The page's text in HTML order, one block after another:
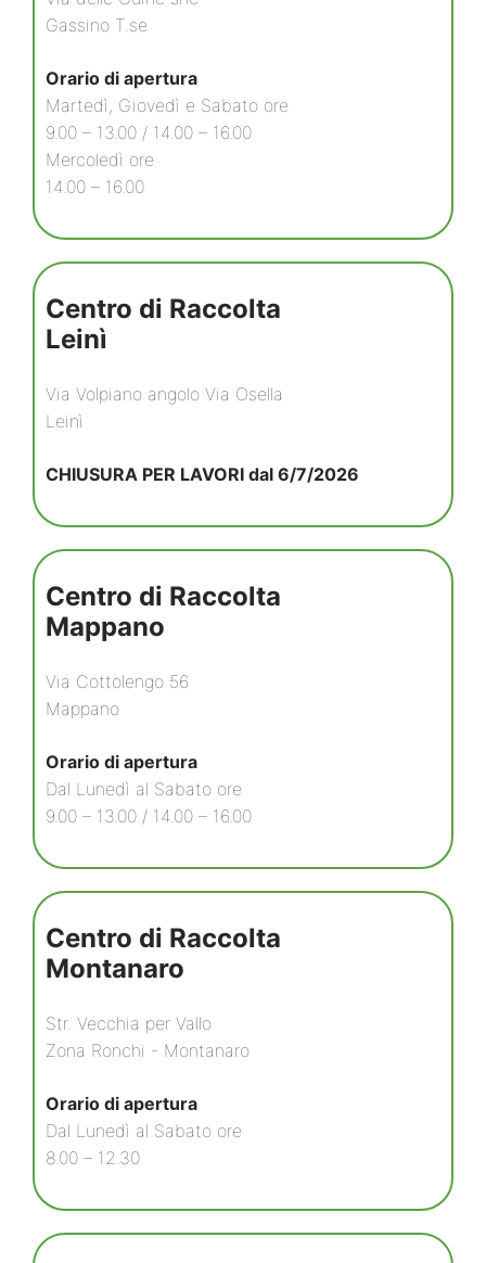
Gassino T.se
Orario di apertura
Martedì, Giovedì e Sabato ore
9.00 – 13.00 / 14.00 – 16.00
Mercoledì ore
14.00 – 16.00
Centro di Raccolta
Leinì
Via Volpiano angolo Via Osella
Leinì
CHIUSURA PER LAVORI dal 6/7/2026
Centro di Raccolta
Mappano
Via Cottolengo 56
Mappano
Orario di apertura
Dal Lunedì al Sabato ore
9.00 – 13.00 / 14.00 – 16.00
Centro di Raccolta
Montanaro
Str. Vecchia per Vallo
Zona Ronchi - Montanaro
Orario di apertura
Dal Lunedì al Sabato ore
8.00 – 12.30